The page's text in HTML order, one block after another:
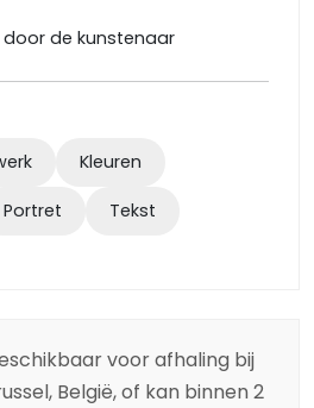
de kunstenaar
Kleuren
Portret Tekst
voor afhaling bij
België, of kan binnen 2